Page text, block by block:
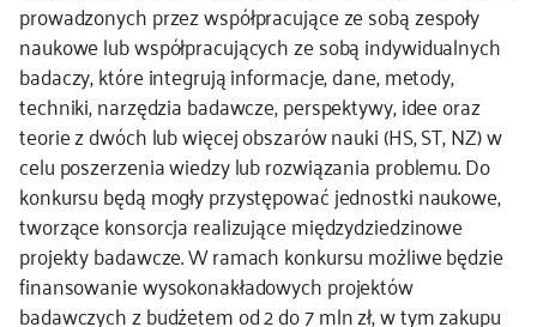
prowadzonych przez współpracujące ze sobą zespoły
naukowe lub współpracujących ze sobą indywidualnych
badaczy, które integrują informacje, dane, metody,
techniki, narzędzia badawcze, perspektywy, idee oraz
teorie z dwóch lub więcej obszarów nauki (HS, ST, NZ) w
celu poszerzenia wiedzy lub rozwiązania problemu. Do
konkursu będą mogły przystępować jednostki naukowe,
tworzące konsorcja realizujące międzydziedzinowe
projekty badawcze. W ramach konkursu możliwe będzie
finansowanie wysokonakładowych projektów
badawczych z budżetem od 2 do 7 mln zł, w tym zakupu